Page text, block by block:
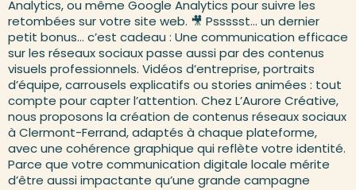
Analytics, ou même Google Analytics pour suivre les
retombées sur votre site web. 🎥 Pssssst… un dernier
petit bonus… c’est cadeau : Une communication efficace
sur les réseaux sociaux passe aussi par des contenus
visuels professionnels. Vidéos d’entreprise, portraits
d’équipe, carrousels explicatifs ou stories animées : tout
compte pour capter l’attention. Chez L’Aurore Créative,
nous proposons la création de contenus réseaux sociaux
à Clermont-Ferrand, adaptés à chaque plateforme,
avec une cohérence graphique qui reflète votre identité.
Parce que votre communication digitale locale mérite
d’être aussi impactante qu’une grande campagne